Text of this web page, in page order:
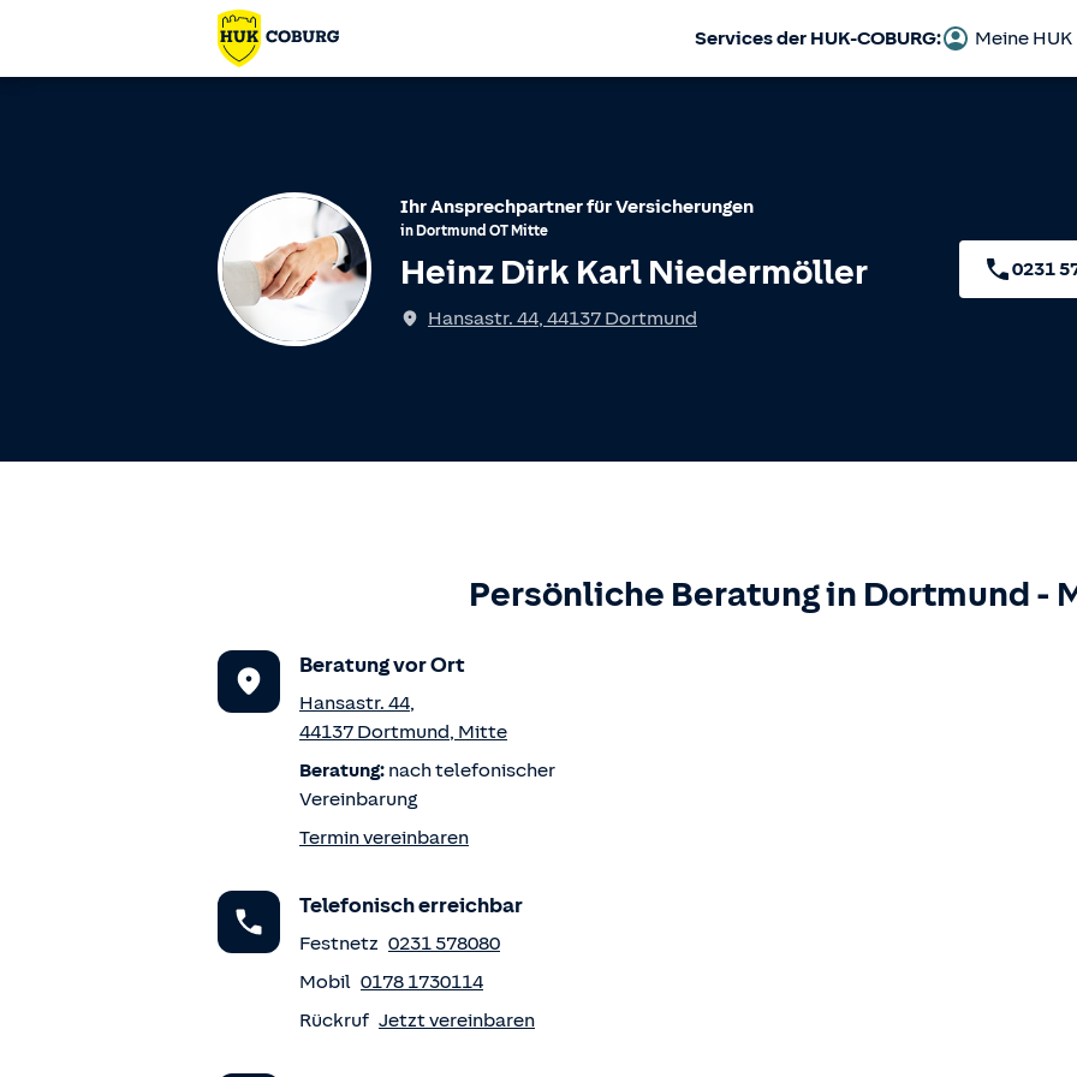
Services der HUK-COBURG: Meine HUK
Ihr Ansprechpartner für Versicherungen
in Dortmund OT Mitte
Heinz Dirk Karl Niedermöller
Hansastr. 44, 44137 Dortmund
0231
Persönliche Beratung in Dortmund -
Beratung vor Ort
Hansastr. 44,
44137 Dortmund, Mitte
Beratung: nach telefonischer
Vereinbarung
Termin vereinbaren
Telefonisch erreichbar
Festnetz 0231 578080
Mobil 0178 1730114
Rückruf Jetzt vereinbaren